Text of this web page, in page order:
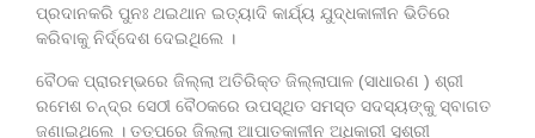
ପ୍ରଦାନକରି ପୁନଃ ଥଇଥାନ ଇତ୍ୟାଦି କାର୍ଯ୍ୟ ଯୁଦ୍ଧକାଳୀନ ଭିତିରେ
କରିବାକୁ ନିର୍ଦ୍ଦେଶ ଦେଇଥିଲେ ।
ବୈଠକ ପ୍ରାରମ୍ଭରେ ଜିଲ୍ଲା ଅତିରିକ୍ତ ଜିଲ୍ଲାପାଳ (ସାଧାରଣ ) ଶ୍ରୀ
ରମେଶ ଚନ୍ଦ୍ର ସେଠୀ ବୈଠକରେ ଉପସ୍ଥିତ ସମସ୍ତ ସଦସ୍ୟଙ୍କୁ ସ୍ବାଗତ
ଜଣାଇଥିଲେ । ତତ୍ପରେ ଜିଲ୍ଲା ଆପାତକାଳୀନ ଅଧିକାରୀ ସୁଶ୍ରୀ